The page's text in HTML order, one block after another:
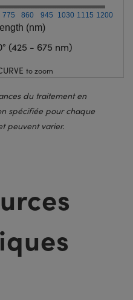
(nm)
775 860 945 1030 1115 1200
(425 - 675 nm)
to zoom
du traitement en
spécifiée pour chaque
peuvent varier.